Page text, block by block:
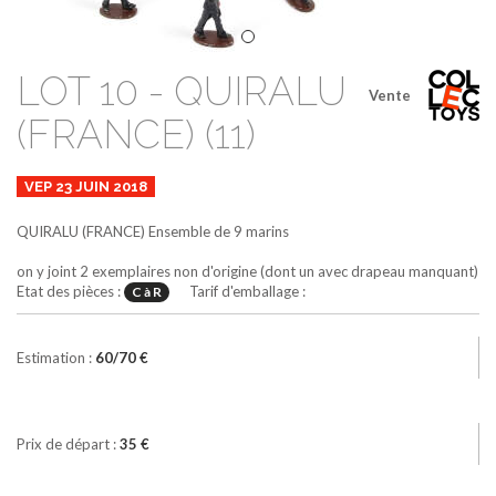
Vente
LOT 10 - QUIRALU
(FRANCE) (11)
VEP 23 JUIN 2018
QUIRALU (FRANCE) Ensemble de 9 marins
on y joint 2 exemplaires non d'origine (dont un avec drapeau manquant)
Etat des pièces :
C à R Tarif d'emballage :
Estimation : 60/70 €
Prix de départ :35 €